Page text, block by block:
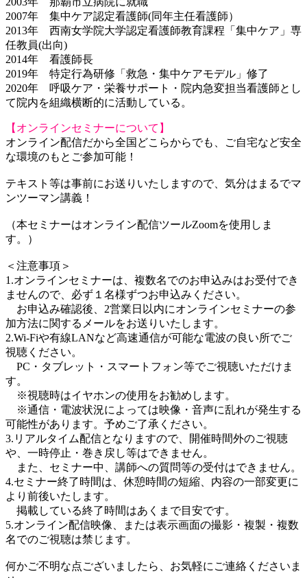
2007年 集中ケア認定看護師(同年主任看護師）
2013年 西南女学院大学認定看護師教育課程「集中ケア」専
任教員(出向)
2014年 看護師長
2019年 特定行為研修「救急・集中ケアモデル」修了
2020年 呼吸ケア・栄養サポート・院内急変担当看護師とし
て院内を組織横断的に活動している。
【オンラインセミナーについて】
オンライン配信だから全国どこらからでも、ご自宅など安全
な環境のもとご参加可能！
テキスト等は事前にお送りいたしますので、気分はまるでマ
ンツーマン講義！
（本セミナーはオンライン配信ツールZoomを使用しま
す。）
＜注意事項＞
1.オンラインセミナーは、複数名でのお申込みはお受付でき
ませんので、必ず１名様ずつお申込みください。
お申込み確認後、2営業日以内にオンラインセミナーの参
加方法に関するメールをお送りいたします。
2.Wi-Fiや有線LANなど高速通信が可能な電波の良い所でご
視聴ください。
PC・タブレット・スマートフォン等でご視聴いただけま
す。
※視聴時はイヤホンの使用をお勧めします。
※通信・電波状況によっては映像・音声に乱れが発生する
可能性があります。予めご了承ください。
3.リアルタイム配信となりますので、開催時間外のご視聴
や、一時停止・巻き戻し等はできません。
また、セミナー中、講師への質問等の受付はできません。
4.セミナー終了時間は、休憩時間の短縮、内容の一部変更に
より前後いたします。
掲載している終了時間はあくまで目安です。
5.オンライン配信映像、または表示画面の撮影・複製・複数
名でのご視聴は禁じます。
何かご不明な点ございましたら、お気軽にご連絡くださいま